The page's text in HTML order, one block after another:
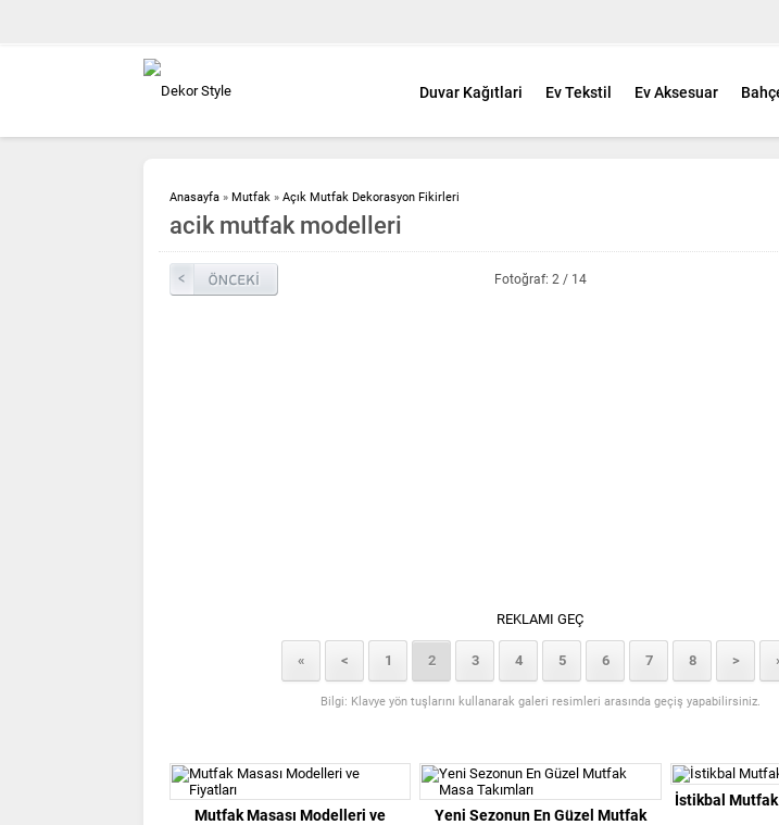
Duvar Kağıtlari Ev Tekstil Ev Aksesuar
Anasayfa » Mutfak » Açık Mutfak Dekorasyon Fikirleri
acik mutfak modelleri
Fotoğraf: 2 / 14
REKLAMI GEÇ
« < 1 2 3 4 5 6 7 8 >
Bilgi: Klavye yön tuşlarını kullanarak galeri resimleri arasında geçiş yapabilirsiniz.
Mutfak Masası Modelleri ve
Yeni Sezonun En Güzel Mutfak
İstikbal Mutfak